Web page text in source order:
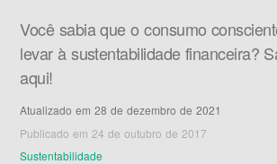
Simule seu consórcio
Você sabia que o consumo
levar à sustentabilidade financeira?
aqui!
Atualizado em 28 de dezembro de 2021
Publicado em 24 de outubro de 2017
Sustentabilidade